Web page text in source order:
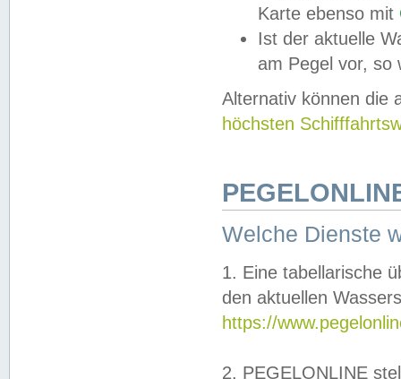
Karte ebenso mit
Ist der aktuelle
am Pegel vor,
Alternativ können die
höchsten
Welche Dienste
1. Eine tabellarische
den aktuellen
https://
2. PEGELONLINE